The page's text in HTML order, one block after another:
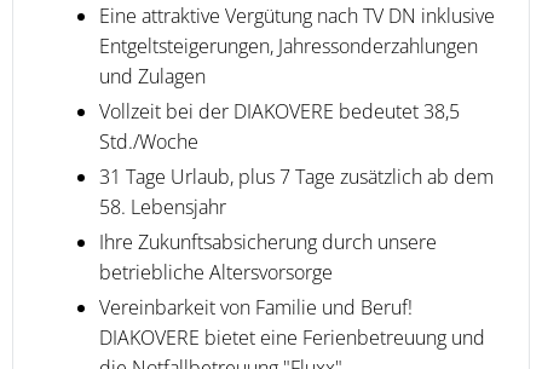
Eine attraktive Vergütung nach TV DN inklusive
Entgeltsteigerungen, Jahressonderzahlungen
und Zulagen
Vollzeit bei der DIAKOVERE bedeutet 38,5
Std./Woche
31 Tage Urlaub, plus 7 Tage zusätzlich ab dem
58. Lebensjahr
Ihre Zukunftsabsicherung durch unsere
betriebliche Altersvorsorge
Vereinbarkeit von Familie und Beruf!
DIAKOVERE bietet eine Ferienbetreuung und